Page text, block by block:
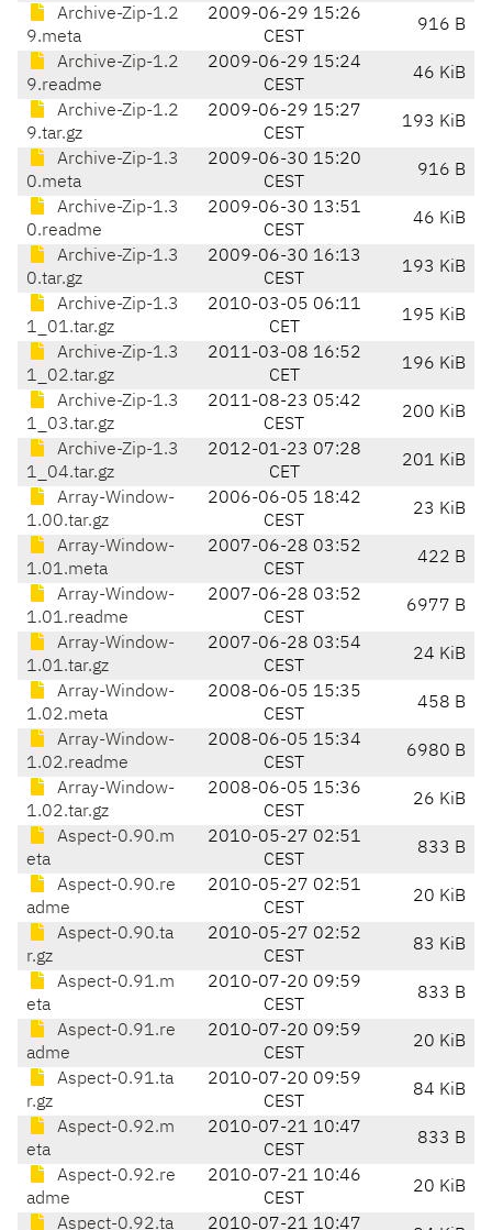
Archive-Zip-1.2
9.meta
2009-06-29 15:26
CEST
916 B
Archive-Zip-1.2
9.readme
2009-06-29 15:24
CEST
46 KiB
Archive-Zip-1.2
9.tar.gz
2009-06-29 15:27
CEST
193 KiB
Archive-Zip-1.3
0.meta
2009-06-30 15:20
CEST
916 B
Archive-Zip-1.3
0.readme
2009-06-30 13:51
CEST
46 KiB
Archive-Zip-1.3
0.tar.gz
2009-06-30 16:13
CEST
193 KiB
Archive-Zip-1.3
1_01.tar.gz
2010-03-05 06:11
CET
195 KiB
Archive-Zip-1.3
1_02.tar.gz
2011-03-08 16:52
CET
196 KiB
Archive-Zip-1.3
1_03.tar.gz
2011-08-23 05:42
CEST
200 KiB
Archive-Zip-1.3
1_04.tar.gz
2012-01-23 07:28
CET
201 KiB
Array-Window-
1.00.tar.gz
2006-06-05 18:42
CEST
23 KiB
Array-Window-
1.01.meta
2007-06-28 03:52
CEST
422 B
Array-Window-
1.01.readme
2007-06-28 03:52
CEST
6977 B
Array-Window-
1.01.tar.gz
2007-06-28 03:54
CEST
24 KiB
Array-Window-
1.02.meta
2008-06-05 15:35
CEST
458 B
Array-Window-
1.02.readme
2008-06-05 15:34
CEST
6980 B
Array-Window-
1.02.tar.gz
2008-06-05 15:36
CEST
26 KiB
Aspect-0.90.m
eta
2010-05-27 02:51
CEST
833 B
Aspect-0.90.re
adme
2010-05-27 02:51
CEST
20 KiB
Aspect-0.90.ta
r.gz
2010-05-27 02:52
CEST
83 KiB
Aspect-0.91.m
eta
2010-07-20 09:59
CEST
833 B
Aspect-0.91.re
adme
2010-07-20 09:59
CEST
20 KiB
Aspect-0.91.ta
r.gz
2010-07-20 09:59
CEST
84 KiB
Aspect-0.92.m
eta
2010-07-21 10:47
CEST
833 B
Aspect-0.92.re
adme
2010-07-21 10:46
CEST
20 KiB
Aspect-0.92.ta
2010-07-21 10:47